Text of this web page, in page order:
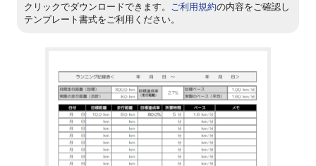
クリックでダウンロードできます。 ご利用規約の内容をご確認し
テンプレート書式をご利用ください。